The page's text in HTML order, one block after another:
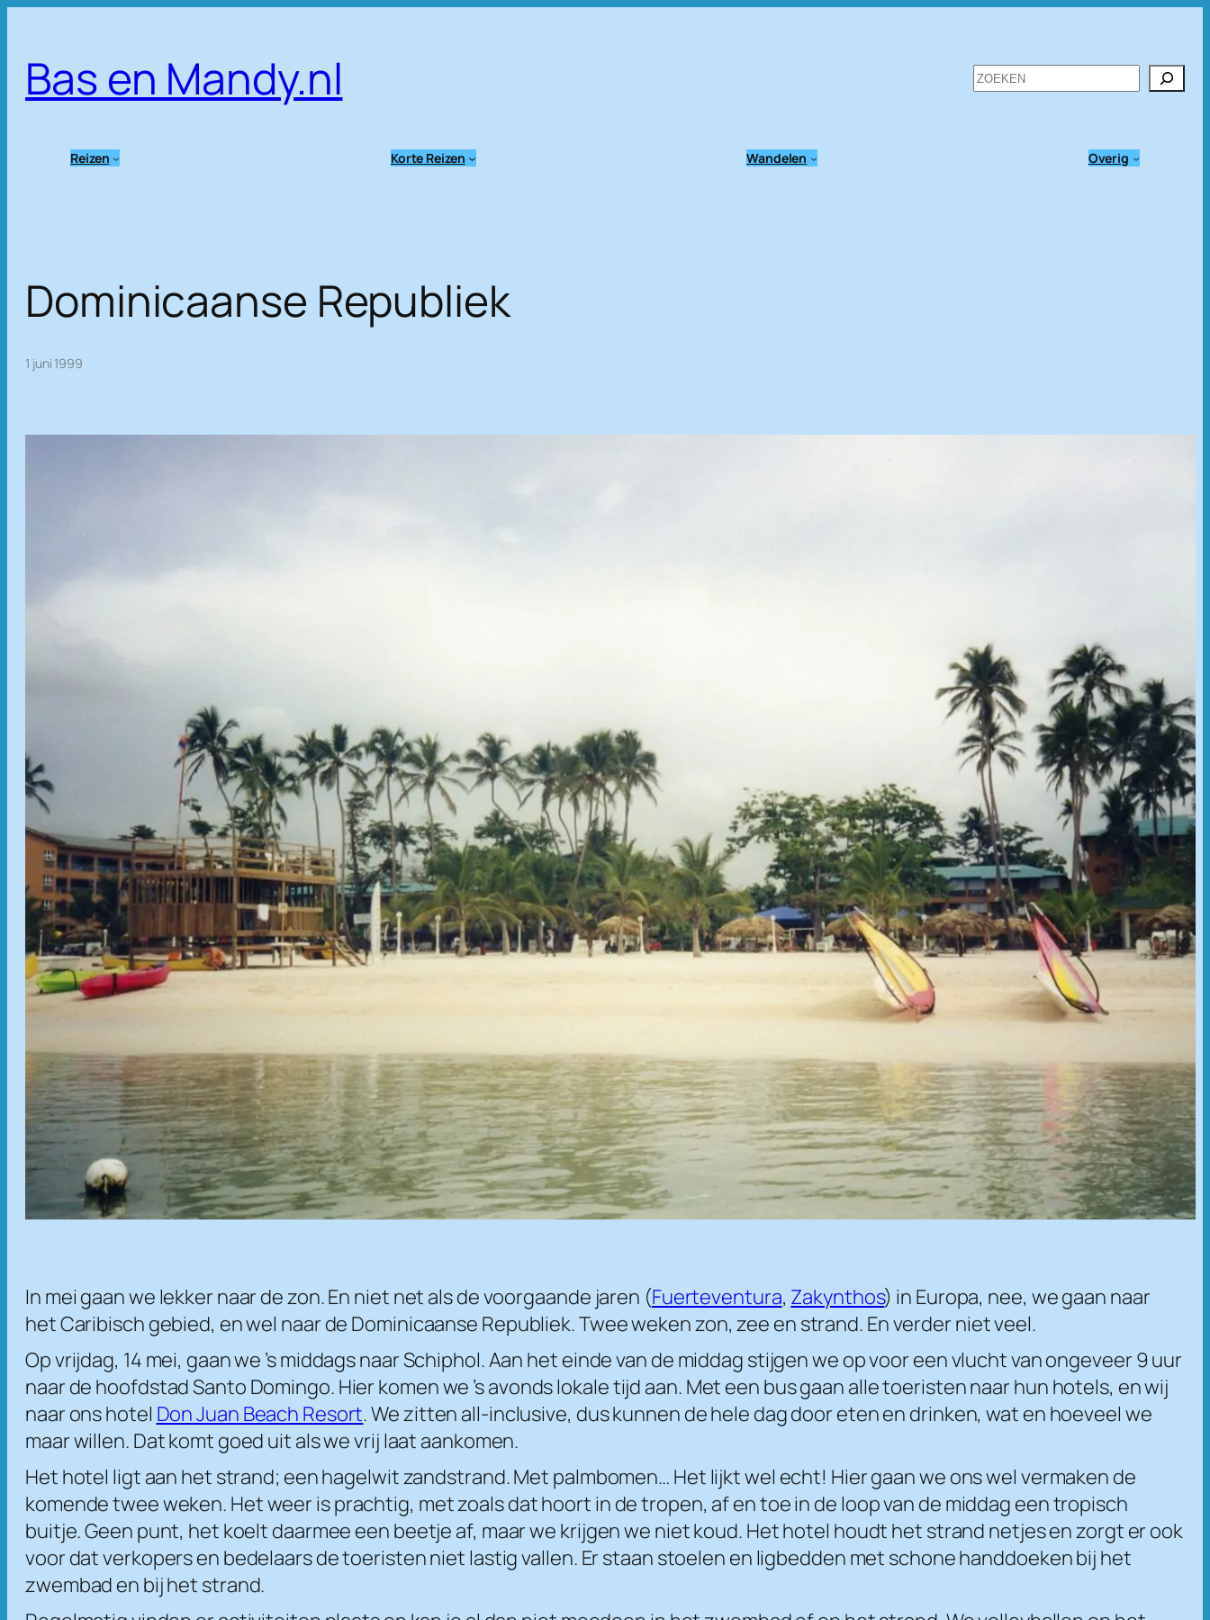
inhoud
Bas en Mandy.nl Zoeken
Reizen Korte Reizen Wandelen Overig
Dominicaanse Republiek
1 juni 1999
In mei gaan we lekker naar de zon. En niet net als de voorgaande jaren (Fuerteventura, Zakynthos) in Europa, nee, we gaan naar
het Caribisch gebied, en wel naar de Dominicaanse Republiek. Twee weken zon, zee en strand. En verder niet veel.
Op vrijdag, 14 mei, gaan we ’s middags naar Schiphol. Aan het einde van de middag stijgen we op voor een vlucht van ongeveer 9 uur
naar de hoofdstad Santo Domingo. Hier komen we ’s avonds lokale tijd aan. Met een bus gaan alle toeristen naar hun hotels, en wij
naar ons hotel Don Juan Beach Resort. We zitten all-inclusive, dus kunnen de hele dag door eten en drinken, wat en hoeveel we
maar willen. Dat komt goed uit als we vrij laat aankomen.
Het hotel ligt aan het strand; een hagelwit zandstrand. Met palmbomen… Het lijkt wel echt! Hier gaan we ons wel vermaken de
komende twee weken. Het weer is prachtig, met zoals dat hoort in de tropen, af en toe in de loop van de middag een tropisch
buitje. Geen punt, het koelt daarmee een beetje af, maar we krijgen we niet koud. Het hotel houdt het strand netjes en zorgt er ook
voor dat verkopers en bedelaars de toeristen niet lastig vallen. Er staan stoelen en ligbedden met schone handdoeken bij het
zwembad en bij het strand.